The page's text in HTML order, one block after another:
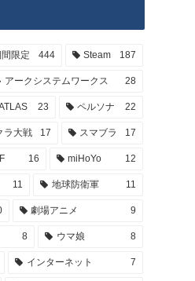
限定 444 Steam 187
アークシステムワークス 28
23 ペルソナ 22
ラ大戦 17 スマブラ 17
16 miHoYo 12
11 地球防衛軍 11
劇場アニメ 9
8 ウマ娘 8
インターネット 7